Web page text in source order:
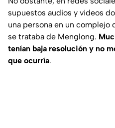
supuestos audios y videos
una persona en un complejo
se trataba de Menglong.
tenían baja resolución y no
que ocurría.